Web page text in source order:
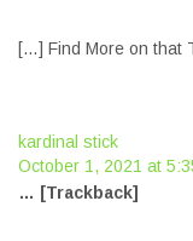
[…] Find More on that
kardinal stick
October 1, 2021 at
… [Trackback]